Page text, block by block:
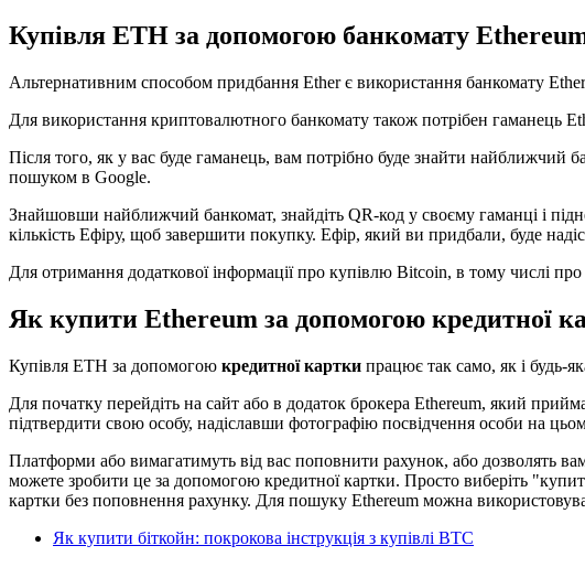
Купівля ETH за допомогою банкомату
Альтернативним способом придбання Ether є використання банкомату
Для використання криптовалютного банкомату також потрібен гаманець
Після того, як у вас буде гаманець, вам потрібно буде знайти найближчий
пошуком в Google.
Знайшовши найближчий банкомат, знайдіть QR-код у своєму гаманці і
кількість Ефіру, щоб завершити покупку. Ефір, який ви придбали, буде
Для отримання додаткової інформації про купівлю Bitcoin, в тому числі
Як купити Ethereum за допомогою кредитної
Купівля ETH за допомогою кредитної картки працює так само, як і будь-
Для початку перейдіть на сайт або в додаток брокера Ethereum, який
підтвердити свою особу, надіславши фотографію посвідчення особи на
Платформи або вимагатимуть від вас поповнити рахунок, або дозволять
можете зробити це за допомогою кредитної картки. Просто виберіть
картки без поповнення рахунку. Для пошуку Ethereum можна
Як купити біткойн: покрокова інструкція з купівлі BTC